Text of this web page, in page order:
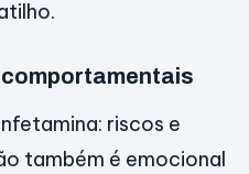
riscos e
também é emocional